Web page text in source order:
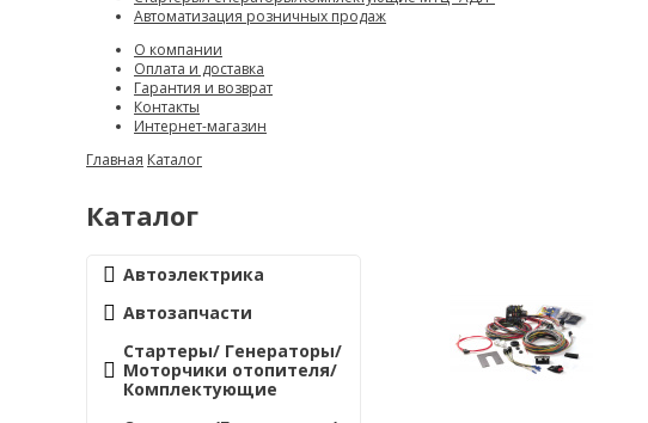
Автоматизация розничных продаж
О компании
Оплата и доставка
Гарантия и возврат
Контакты
Интернет-магазин
Главная Каталог
Каталог
Автоэлектрика
Автозапчасти
Стартеры/ Генераторы/
Моторчики отопителя/
Комплектующие